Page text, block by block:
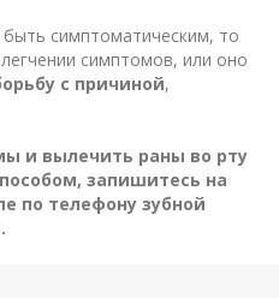
симптоматическим, то
симптомов, или оно
с причиной,
и вылечить раны во рту
запишитесь на
по телефону зубной